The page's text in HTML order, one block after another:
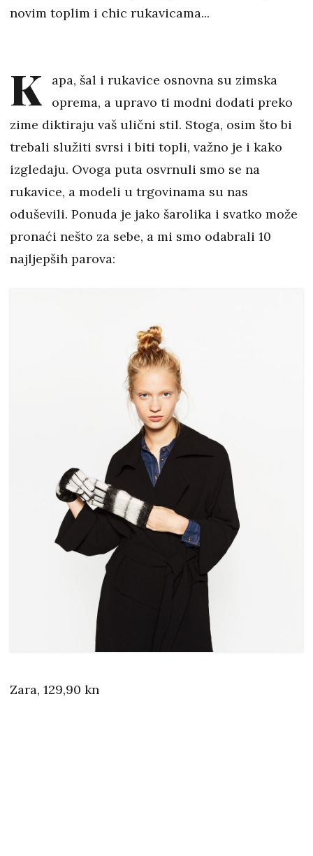
novim toplim i chic rukavicama...
K
apa, šal i rukavice osnovna su zimska
oprema, a upravo ti modni dodati preko
zime diktiraju vaš ulični stil. Stoga, osim što bi
trebali služiti svrsi i biti topli, važno je i kako
izgledaju. Ovoga puta osvrnuli smo se na
rukavice, a modeli u trgovinama su nas
oduševili. Ponuda je jako šarolika i svatko može
pronaći nešto za sebe, a mi smo odabrali 10
najljepših parova:
Zara, 129,90 kn